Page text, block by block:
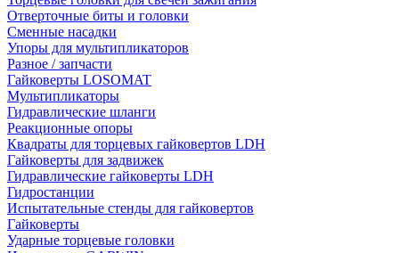
Отверточные биты и головки
Сменные насадки
Упоры для мультипликаторов
Разное / запчасти
Гайковерты LOSOMAT
Мультипликаторы
Гидравлические шланги
Реакционные опоры
Квадраты для торцевых гайковертов LDH
Гайковерты для задвижек
Гидравлические гайковерты LDH
Гидростанции
Испытательные стенды для гайковертов
Гайковерты
Ударные торцевые головки